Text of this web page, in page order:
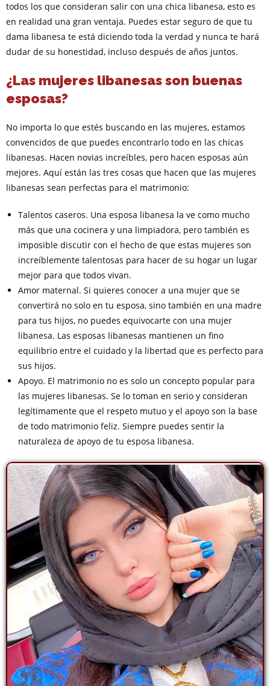
todos los que consideran salir con una chica libanesa, esto es
en realidad una gran ventaja. Puedes estar seguro de que tu
dama libanesa te está diciendo toda la verdad y nunca te hará
dudar de su honestidad, incluso después de años juntos.
¿Las mujeres libanesas son buenas
esposas?
No importa lo que estés buscando en las mujeres, estamos
convencidos de que puedes encontrarlo todo en las chicas
libanesas. Hacen novias increíbles, pero hacen esposas aún
mejores. Aquí están las tres cosas que hacen que las mujeres
libanesas sean perfectas para el matrimonio:
Talentos caseros. Una esposa libanesa la ve como mucho
más que una cocinera y una limpiadora, pero también es
imposible discutir con el hecho de que estas mujeres son
increíblemente talentosas para hacer de su hogar un lugar
mejor para que todos vivan.
Amor maternal. Si quieres conocer a una mujer que se
convertirá no solo en tu esposa, sino también en una madre
para tus hijos, no puedes equivocarte con una mujer
libanesa. Las esposas libanesas mantienen un fino
equilibrio entre el cuidado y la libertad que es perfecto para
sus hijos.
Apoyo. El matrimonio no es solo un concepto popular para
las mujeres libanesas. Se lo toman en serio y consideran
legítimamente que el respeto mutuo y el apoyo son la base
de todo matrimonio feliz. Siempre puedes sentir la
naturaleza de apoyo de tu esposa libanesa.